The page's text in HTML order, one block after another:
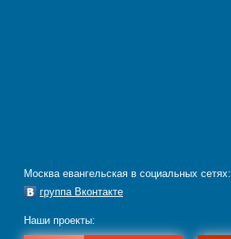
Москва евангельская в социальных сетях:
группа Вконтакте
Наши проекты: